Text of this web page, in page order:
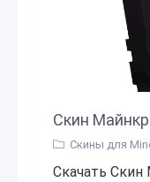
Скин
Скины для
Скачать Скин